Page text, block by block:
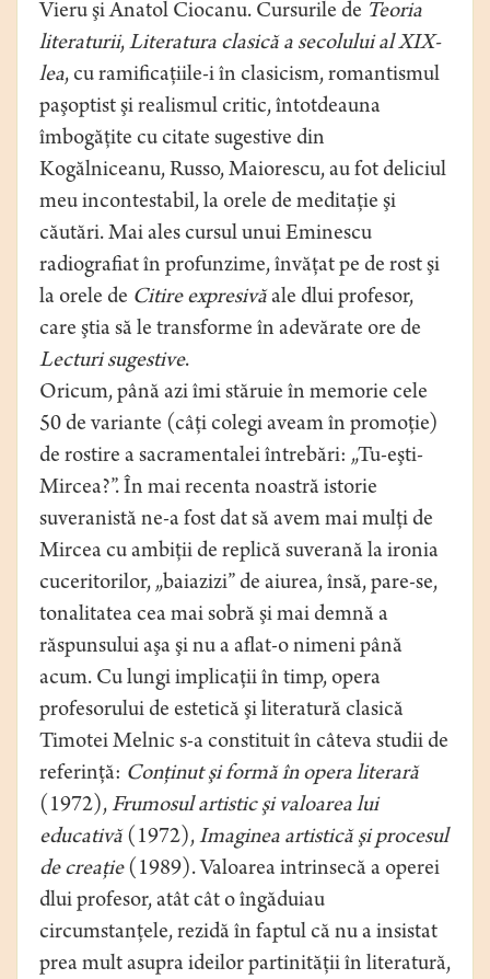
Vieru şi Anatol Ciocanu. Cursurile de Teoria
literaturii,Literatura clasică a secolului al XIX-
lea, cu ramificaţiile-i în clasicism, romantismul
paşoptist şi realismul critic, întotdeauna
îmbogăţite cu citate sugestive din
Kogălniceanu, Russo, Maiorescu, au fot deliciul
meu incontestabil, la orele de meditaţie şi
căutări. Mai ales cursul unui Eminescu
radiografiat în profunzime, învăţat pe de rost şi
la orele de Citire expresivăale dlui profesor,
care ştia să le transforme în adevărate ore de
Lecturi sugestive.
Oricum, până azi îmi stăruie în memorie cele
50 de variante (câţi colegi aveam în promoţie)
de rostire a sacramentalei întrebări: „Tu-eşti-
Mircea?”. În mai recenta noastră istorie
suveranistă ne-a fost dat să avem mai mulţi de
Mircea cu ambiţii de replică suverană la ironia
cuceritorilor, „baiazizi” de aiurea, însă, pare-se,
tonalitatea cea mai sobră şi mai demnă a
răspunsului aşa şi nu a aflat-o nimeni până
acum. Cu lungi implicaţii în timp, opera
profesorului de estetică şi literatură clasică
Timotei Melnic s-a constituit în câteva studii de
referinţă: Conţinut şi formă în opera literară
(1972),Frumosul artistic şi valoarea lui
educativă (1972),Imaginea artistică şi procesul
de creaţie(1989). Valoarea intrinsecă a operei
dlui profesor, atât cât o îngăduiau
circumstanţele, rezidă în faptul că nu a insistat
prea mult asupra ideilor partinităţii în literatură,